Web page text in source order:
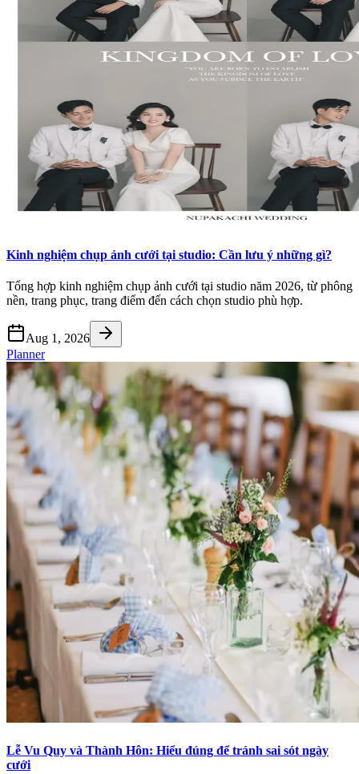
Kinh nghiệm chụp ảnh cưới tại studio: Cần lưu ý những gì?
Tổng hợp kinh nghiệm chụp ảnh cưới tại studio năm 2026, từ phông
nền, trang phục, trang điểm đến cách chọn studio phù hợp.
Aug 1, 2026
Planner
Lễ Vu Quy và Thành Hôn: Hiểu đúng để tránh sai sót ngày
cưới